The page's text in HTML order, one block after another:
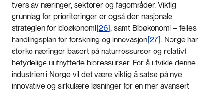
tvers av næringer, sektorer og fagområder. Viktig
grunnlag for prioriteringer er også den nasjonale
strategien for bioøkonomi[26], samt Bioøkonomi – felles
handlingsplan for forskning og innovasjon[27]. Norge har
sterke næringer basert på naturressurser og relativt
betydelige uutnyttede bioressurser. For å utvikle denne
industrien i Norge vil det være viktig å satse på nye
innovative og sirkulære løsninger for en mer avansert